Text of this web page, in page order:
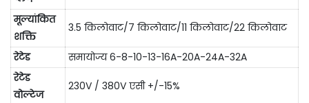
मूल्यांकित
शक्ति
3.5 किलोवाट/7 किलोवाट/11 किलोवाट/22 किलोवाट
रेटेड
समायोज्य 6-8-10-13-16A-20A-24A-32A
रेटेड
वोल्टेज
230V / 380V एसी +/-15%